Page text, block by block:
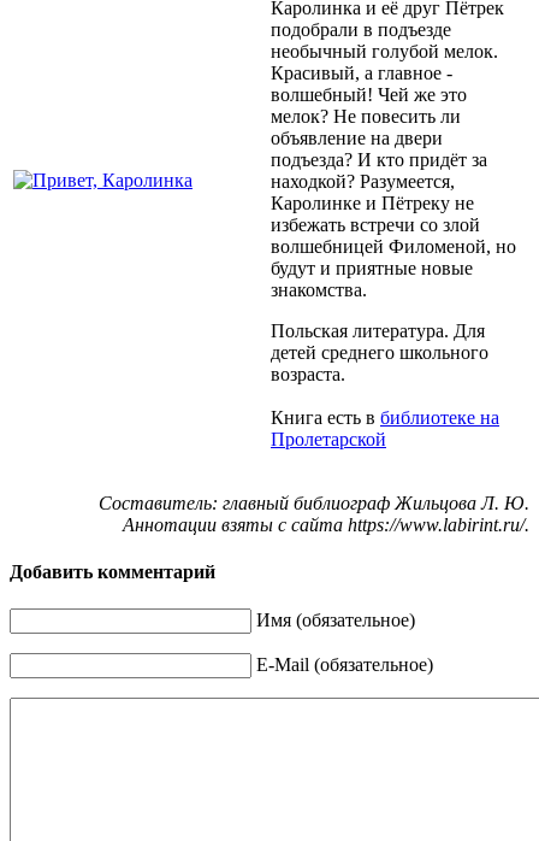
Каролинка и её друг Пётрек
подобрали в подъезде
необычный голубой мелок.
Красивый, а главное -
волшебный! Чей же это
мелок? Не повесить ли
объявление на двери
подъезда? И кто придёт за
находкой? Разумеется,
Каролинке и Пётреку не
избежать встречи со злой
волшебницей Филоменой, но
будут и приятные новые
знакомства.
Польская литература. Для
детей среднего школьного
возраста.
Книга есть в библиотеке на
Пролетарской
Составитель: главный библиограф Жильцова Л. Ю.
Аннотации взяты с сайта https://www.labirint.ru/.
Добавить комментарий
Имя (обязательное)
E-Mail (обязательное)